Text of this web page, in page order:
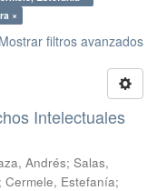
×
Mostrar filtros avanzados
Intelectuales
Andrés; Salas,
Estefanía;